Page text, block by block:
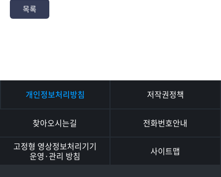
목록
개인정보처리방침 저작권정책
찾아오시는길
전화번호안내
고정형 영상정보처리기기
운영·관리 방침
사이트맵